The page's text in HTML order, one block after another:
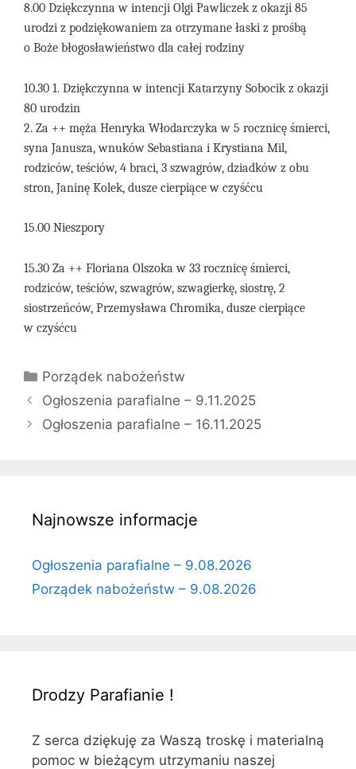
8.00 Dziękczynna w intencji Olgi Pawliczek z okazji 85
urodzi z podziękowaniem za otrzymane łaski z prośbą
o Boże błogosławieństwo dla całej rodziny
10.30 1. Dziękczynna w intencji Katarzyny Sobocik z okazji
80 urodzin
2. Za ++ męża Henryka Włodarczyka w 5 rocznicę śmierci,
syna Janusza, wnuków Sebastiana i Krystiana Mil,
rodziców, teściów, 4 braci, 3 szwagrów, dziadków z obu
stron, Janinę Kolek, dusze cierpiące w czyśćcu
15.00 Nieszpory
15.30 Za ++ Floriana Olszoka w 33 rocznicę śmierci,
rodziców, teściów, szwagrów, szwagierkę, siostrę, 2
siostrzeńców, Przemysława Chromika, dusze cierpiące
w czyśćcu
Kategorie
Porządek nabożeństw
Ogłoszenia parafialne – 9.11.2025
Ogłoszenia parafialne – 16.11.2025
Najnowsze informacje
Ogłoszenia parafialne – 9.08.2026
Porządek nabożeństw – 9.08.2026
Drodzy Parafianie !
Z serca dziękuję za Waszą troskę i materialną
pomoc w bieżącym utrzymaniu naszej